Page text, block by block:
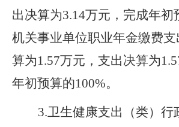
出决算为3.14万元，完成年初
机关事业单位职业年金缴费
算为1.57万元，支出决算为
年初预算的100%。
3.卫生健康支出（类）行